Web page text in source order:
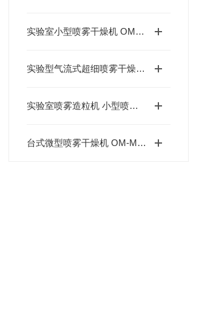
实验室小型喷雾干燥机 OM-1...
实验型气流式超细喷雾干燥机 O...
实验室喷雾造粒机 小型喷雾造粒...
台式微型喷雾干燥机 OM-MN...